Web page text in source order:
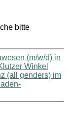
bitte
(m/w/d) in
Winkel
(all genders) im